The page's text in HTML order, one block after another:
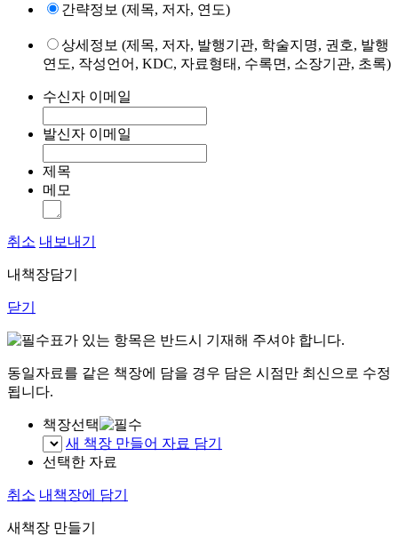
간략정보 (제목, 저자, 연도)
상세정보 (제목, 저자, 발행기관, 학술지명, 권호, 발행
연도, 작성언어, KDC, 자료형태, 수록면, 소장기관, 초록)
수신자 이메일
발신자 이메일
제목
메모
취소 내보내기
내책장담기
닫기
표가 있는 항목은 반드시 기재해 주셔야 합니다.
동일자료를 같은 책장에 담을 경우 담은 시점만 최신으로 수정
됩니다.
책장선택
새 책장 만들어 자료 담기
선택한 자료
취소 내책장에 담기
새책장 만들기